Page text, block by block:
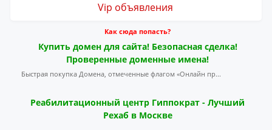
Vip объявления
Как сюда попасть?
Купить домен для сайта! Безопасная сделка!
Проверенные доменные имена!
Быстрая покупка Домена, отмеченные флагом «Онлайн пр...
Реабилитационный центр Гиппократ - Лучший
Рехаб в Москве